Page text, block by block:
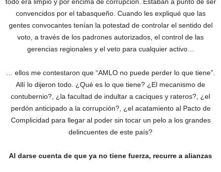
convencidos por el tabasqueño. Cuando les expliqué que las
gentes convocantes tenían la potestad de controlar el sentido del
voto, a través de los padrones autorizados, el control de las
gerencias regionales y el veto para cualquier activo…
… ellos me contestaron que “AMLO no puede perder lo que tiene”.
Allí lo dijeron todo. ¿Qué es lo que tiene? ¿El mecanismo de
contubernio?, ¿la facultad de indultar a caciques y rateros?, ¿el
perdón anticipado a la corrupción?, ¿el acatamiento al Pacto de
Complicidad para llegar al poder sin tocar un pelo a los grandes
delincuentes de este país?
Al darse cuenta de que ya no tiene fuerza, recurre a alianzas